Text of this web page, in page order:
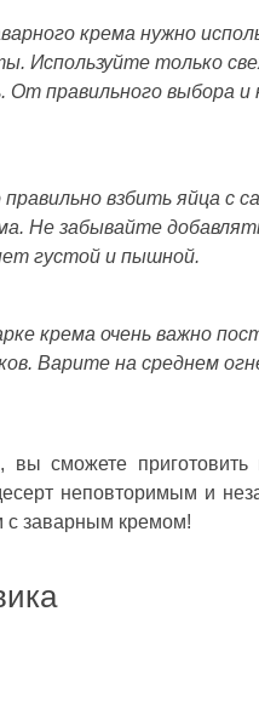
крема нужно
Используйте только
правильного выбора и
взбить яйца с
Не забывайте
густой и пышной.
крема очень важно
Варите на среднем
вы сможете
неповторимым и
с заварным кремом!